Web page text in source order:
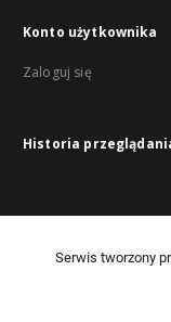
Konto użytkownika
Zaloguj się
Historia
Serwis tworzony